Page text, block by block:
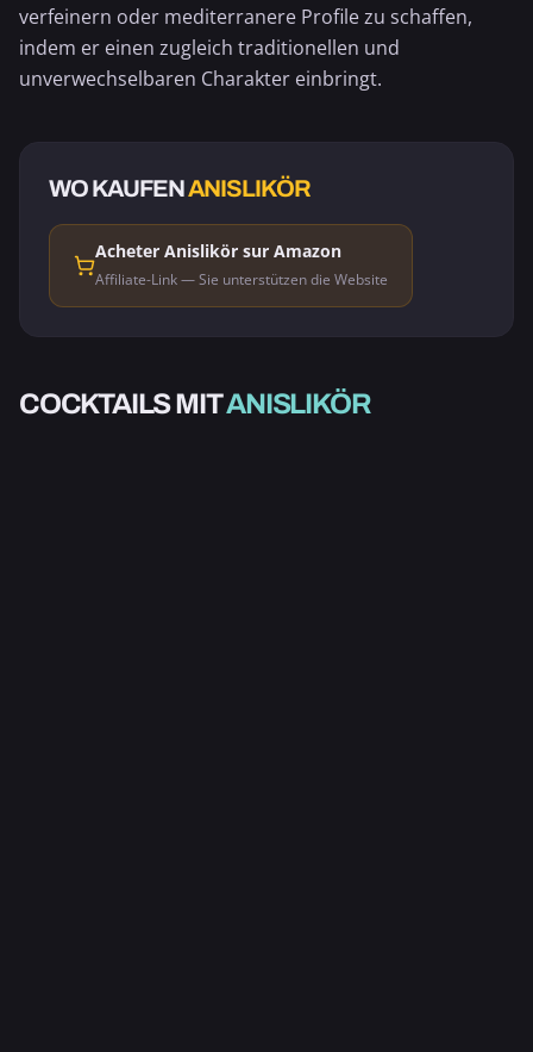
verfeinern oder mediterranere Profile zu schaffen,
indem er einen zugleich traditionellen und
unverwechselbaren Charakter einbringt.
WO KAUFENANISLIKÖR
Acheter Anislikör sur Amazon
Affiliate-Link — Sie unterstützen die Website
COCKTAILS MITANISLIKÖR
SCHWINDLIGE
BLONDINE